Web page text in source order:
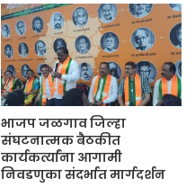
भाजप जळगाव जिल्हा
संघटनात्मक बैठकीत
कार्यकर्त्यांना आगामी
निवडणुका संदर्भात मार्गदर्शन